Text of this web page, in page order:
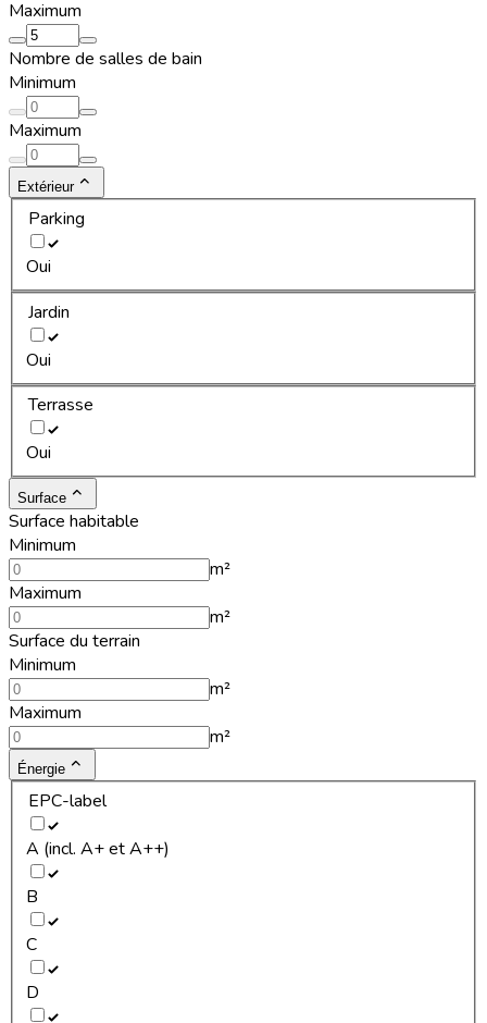
Maximum
Nombre de salles de bain
Minimum
Maximum
Extérieur
Parking
Oui
Jardin
Oui
Terrasse
Oui
Surface
Surface habitable
Minimum
m²
Maximum
m²
Surface du terrain
Minimum
m²
Maximum
m²
Énergie
EPC-label
A (incl. A+ et A++)
B
C
D